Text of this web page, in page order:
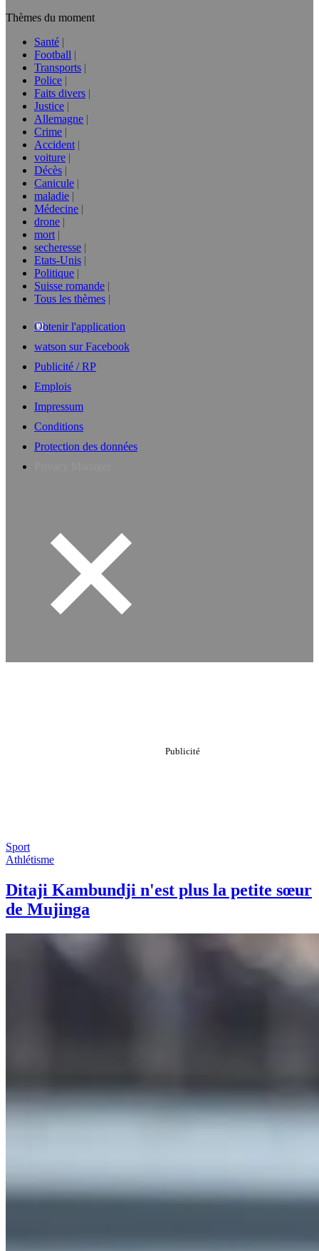
Thèmes du moment
Santé
Football
Transports
Police
Faits divers
Justice
Allemagne
Crime
Accident
voiture
Décès
Canicule
maladie
Médecine
drone
mort
secheresse
Etats-Unis
Politique
Suisse romande
Tous les thèmes
Obtenir l'application
watson sur Facebook
Publicité / RP
Emplois
Impressum
Conditions
Protection des données
Sport
Athlétisme
Ditaji Kambundji n'est plus la petite sœur
de Mujinga